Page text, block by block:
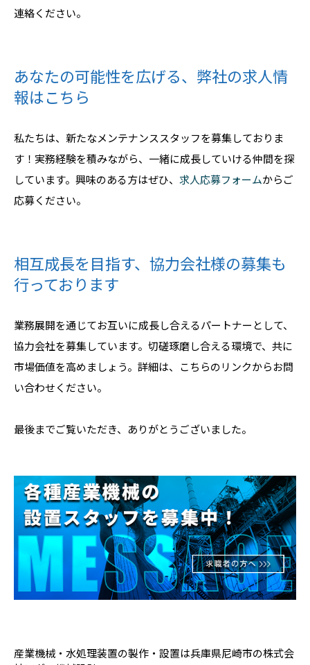
連絡ください。
あなたの可能性を広げる、弊社の求人情
報はこちら
私たちは、新たなメンテナンススタッフを募集しておりま
す！実務経験を積みながら、一緒に成長していける仲間を探
しています。興味のある方はぜひ、 求人応募フォームからご
応募ください。
相互成長を目指す、協力会社様の募集も
行っております
業務展開を通じてお互いに成長し合えるパートナーとして、
協力会社を募集しています。切磋琢磨し合える環境で、共に
市場価値を高めましょう。詳細は、こちらのリンクからお問
い合わせください。
最後までご覧いただき、ありがとうございました。
産業機械・水処理装置の製作・設置は兵庫県尼崎市の株式会